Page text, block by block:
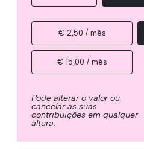
€ 2,50 / mês
€ 15,00 / mês
Pode alterar o valor ou
cancelar as suas
contribuições em qualquer
altura.